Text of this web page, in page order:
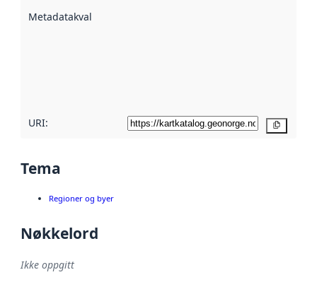
Metadatakvalitet
URI:
Tema
Regioner og byer
Nøkkelord
Ikke oppgitt